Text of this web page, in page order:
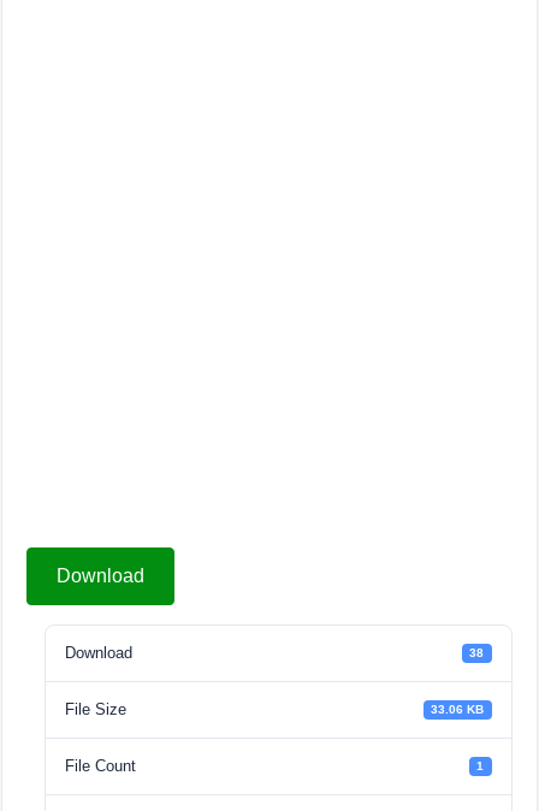
Download
Download 38
File Size 33.06 KB
File Count 1